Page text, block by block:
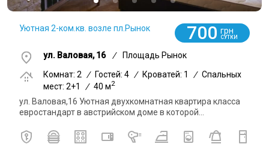
Уютная 2-ком.кв. возле пл.Рынок 700 грн
СУТКИ
ул. Валовая, 16 /
Площадь Рынок
Комнат: 2 / Гостей: 4 / Кроватей: 1 / Спальных
мест: 2+1
/ 40 м2
ул. Валовая,16 Уютная двухкомнатная квартира класса
евростандарт в австрийском доме в которой...